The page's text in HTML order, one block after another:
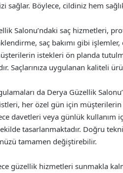
sağlar. Böylece, cildiniz hem
Salonu’ndaki saç hizmetleri,
saç bakımı gibi
istekleri ön planda
Saçlarınıza uygulanan kaliteli
da Derya Güzellik
her özel gün için müşterilerin
davetleri veya günlük
tasarlanmaktadır. Doğru
tamamen değiştirebilir.
güzellik hizmetleri sunmakla